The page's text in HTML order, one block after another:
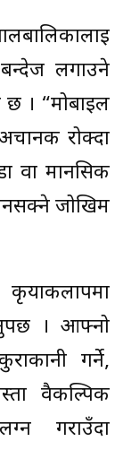
लगाउने
छ । “मोबाइल
रोक्दा
वा मानसिक
जोखिम
। आफ्नो
गर्ने,
वैकल्पिक
गराउँदा